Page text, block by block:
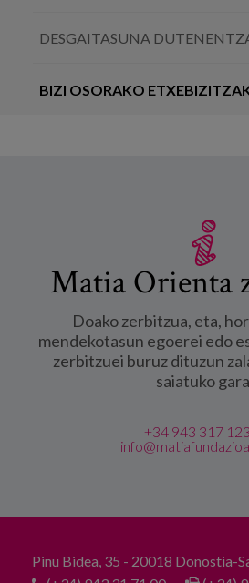
DESGAITASUNA
BIZI OSORAKO
Matia Orienta
Doako zerbitzua, eta,
mendekotasun egoerei edo
zerbitzuei buruz dituzun
saiatuko
+34 943 317 123
Pinu Bidea, 35 - 20018 Donostia-